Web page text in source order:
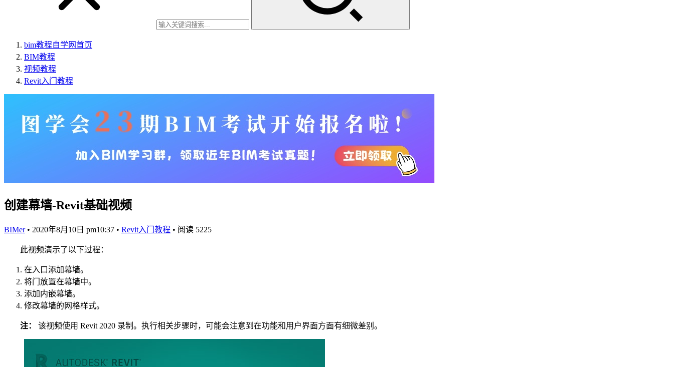
bim教程自学网首页
BIM教程
视频教程
Revit入门教程
创建幕墙-Revit基础视频
BIMer • 2020年8月10日 pm10:37 • Revit入门教程 • 阅读 5225
此视频演示了以下过程：
在入口添加幕墙。
将门放置在幕墙中。
添加内嵌幕墙。
修改幕墙的网格样式。
注： 该视频使用 Revit 2020 录制。执行相关步骤时，可能会注意到在功能和用户界面方面有细微差别。